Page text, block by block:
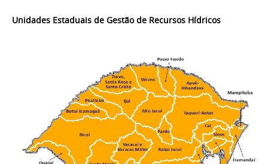
Unidades Estaduais de Gestão de Recursos Hídricos